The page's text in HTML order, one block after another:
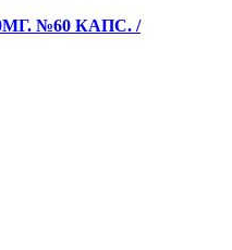
№60 КАПС. /